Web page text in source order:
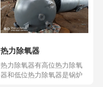
热力除氧器
热力除氧器有高位热力除氧
器和低位热力除氧器是锅炉